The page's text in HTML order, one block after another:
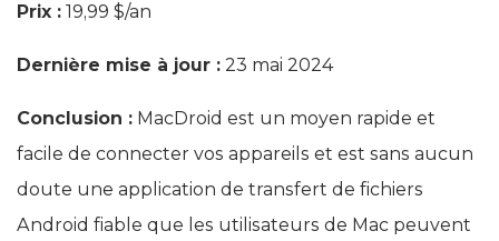
Prix : 19,99 $/an
Dernière mise à jour : 23 mai 2024
Conclusion : MacDroid est un moyen rapide et
facile de connecter vos appareils et est sans aucun
doute une application de transfert de fichiers
Android fiable que les utilisateurs de Mac peuvent